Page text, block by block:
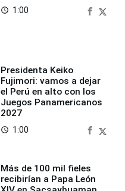
access_time 1:00
Presidenta Keiko
Fujimori: vamos a dejar
el Perú en alto con los
Juegos Panamericanos
2027
access_time 1:00
Más de 100 mil fieles
recibirían a Papa León